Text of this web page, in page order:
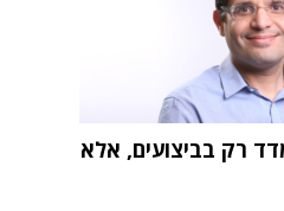
רק בביצועים, אלא